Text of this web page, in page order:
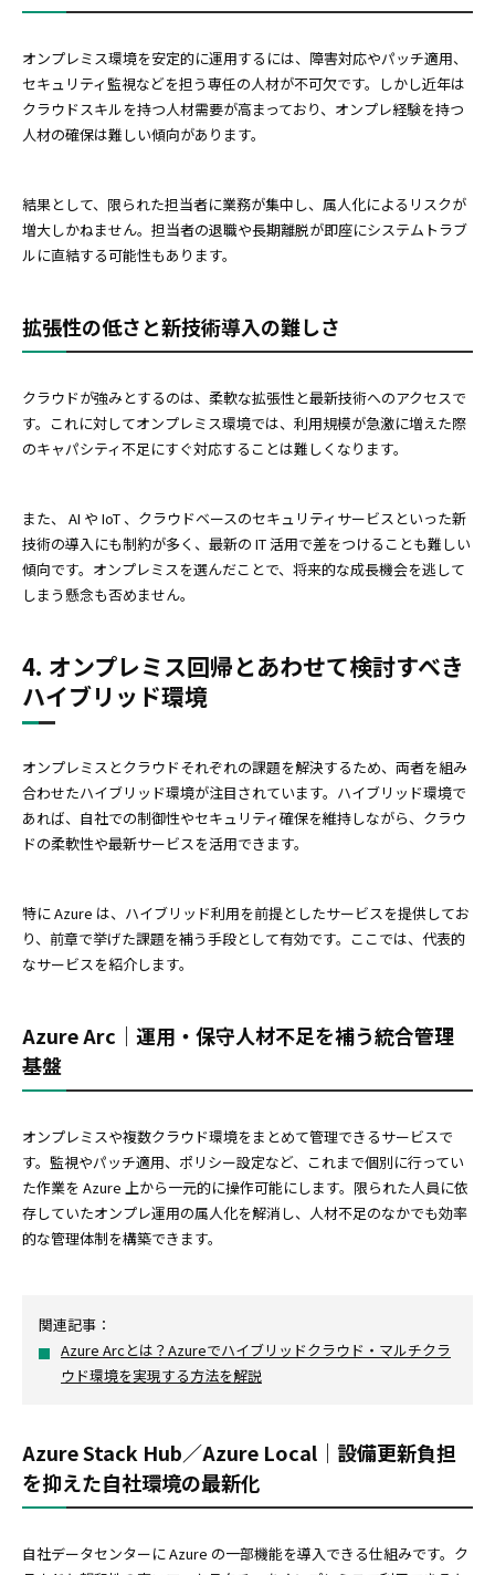
オンプレミス環境を安定的に運用するには、障害対応やパッチ適用、
セキュリティ監視などを担う専任の人材が不可欠です。しかし近年は
クラウドスキルを持つ人材需要が高まっており、オンプレ経験を持つ
人材の確保は難しい傾向があります。
結果として、限られた担当者に業務が集中し、属人化によるリスクが
増大しかねません。担当者の退職や長期離脱が即座にシステムトラブ
ルに直結する可能性もあります。
拡張性の低さと新技術導入の難しさ
クラウドが強みとするのは、柔軟な拡張性と最新技術へのアクセスで
す。これに対してオンプレミス環境では、利用規模が急激に増えた際
のキャパシティ不足にすぐ対応することは難しくなります。
また、 AI や IoT 、クラウドベースのセキュリティサービスといった新
技術の導入にも制約が多く、最新の IT 活用で差をつけることも難しい
傾向です。オンプレミスを選んだことで、将来的な成長機会を逃して
しまう懸念も否めません。
4. オンプレミス回帰とあわせて検討すべき
ハイブリッド環境
オンプレミスとクラウドそれぞれの課題を解決するため、両者を組み
合わせたハイブリッド環境が注目されています。ハイブリッド環境で
あれば、自社での制御性やセキュリティ確保を維持しながら、クラウ
ドの柔軟性や最新サービスを活用できます。
特に Azure は、ハイブリッド利用を前提としたサービスを提供してお
り、前章で挙げた課題を補う手段として有効です。ここでは、代表的
なサービスを紹介します。
Azure Arc｜運用・保守人材不足を補う統合管理
基盤
オンプレミスや複数クラウド環境をまとめて管理できるサービスで
す。監視やパッチ適用、ポリシー設定など、これまで個別に行ってい
た作業を Azure 上から一元的に操作可能にします。限られた人員に依
存していたオンプレ運用の属人化を解消し、人材不足のなかでも効率
的な管理体制を構築できます。
関連記事：
Azure Arcとは？Azureでハイブリッドクラウド・マルチクラ
ウド環境を実現する方法を解説
Azure Stack Hub／Azure Local｜設備更新負担
を抑えた自社環境の最新化
自社データセンターに Azure の一部機能を導入できる仕組みです。ク